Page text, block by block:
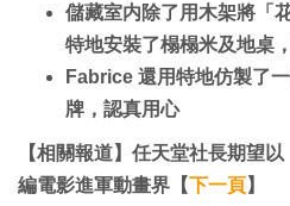
儲藏室内除了用木架將「
特地安裝了榻榻米及地桌
Fabrice 還用特地仿製了
牌，認真用心
【相關報道】任天堂社長期望
編電影進軍動畫界【下一頁】